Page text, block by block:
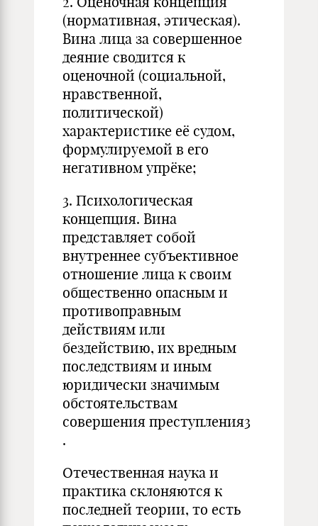
(нормативная, этическая).
Вина лица за совершенное
деяние сводится к
оценочной (социальной,
нравственной,
политической)
характеристике её судом,
формулируемой в его
негативном упрёке;
3. Психологическая
концепция. Вина
представляет собой
внутреннее субъективное
отношение лица к своим
общественно опасным и
противоправным
действиям или
бездействию, их вредным
последствиям и иным
юридически значимым
обстоятельствам
совершения преступления3
.
Отечественная наука и
практика склоняются к
последней теории, то есть